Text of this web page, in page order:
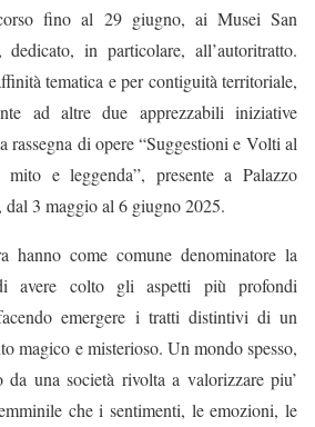
fino al 29 giugno, ai Musei San
in particolare, all’autoritratto.
tematica e per contiguità territoriale,
ad altre due apprezzabili iniziative
rassegna di opere “Suggestioni e Volti al
e leggenda”, presente a Palazzo
dal 3 maggio al 6 giugno 2025.
hanno come comune denominatore la
avere colto gli aspetti più profondi
emergere i tratti distintivi di un
magico e misterioso. Un mondo spesso,
da una società rivolta a valorizzare piu’
che i sentimenti, le emozioni, le